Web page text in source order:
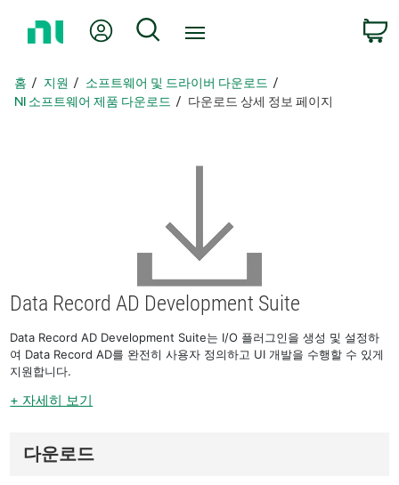
지
로
내 계정 검색
홈 지원
소프트웨어 및 드라이버 다운로드
NI 소프트웨어 제품 다운로드
다운로드 상세 정보 페이지
Data Record AD Development Suite
Data Record AD Development Suite는 I/O 플러그인을 생성 및 설정하
여 Data Record AD를 완전히 사용자 정의하고 UI 개발을 수행할 수 있게
지원합니다.
+ 자세히 보기
다운로드